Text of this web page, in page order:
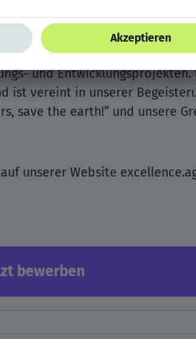
Engineering & IT Ihr Weg zu
verschiedenen Branchen für
und Entwicklungsprojekten.
ist vereint in unserer
save the earth!” und unsere
unserer Website
bewerben